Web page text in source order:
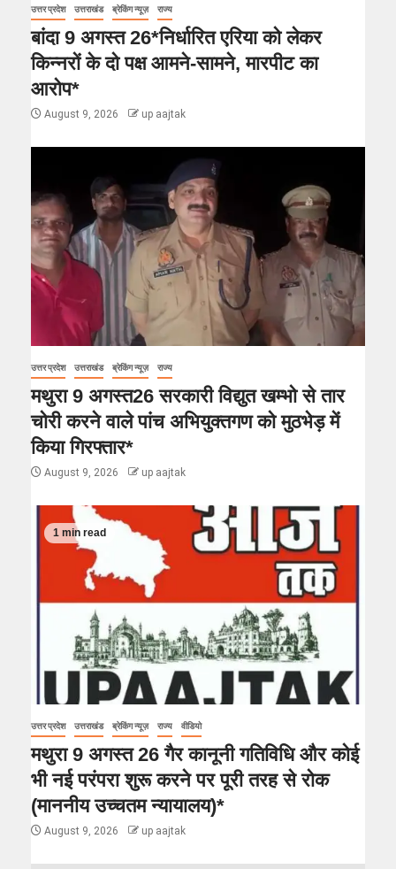
उत्तर प्रदेश उत्तराखंड ब्रेकिंग न्यूज़ राज्य
बांदा 9 अगस्त 26*निर्धारित एरिया को लेकर
किन्नरों के दो पक्ष आमने-सामने, मारपीट का
आरोप*
August 9, 2026 up aajtak
उत्तर प्रदेश उत्तराखंड ब्रेकिंग न्यूज़ राज्य
मथुरा 9 अगस्त26 सरकारी विद्युत खम्भो से तार
चोरी करने वाले पांच अभियुक्तगण को मुठभेड़ में
किया गिरफ्तार*
August 9, 2026 up aajtak
1 min read
उत्तर प्रदेश उत्तराखंड ब्रेकिंग न्यूज़ राज्य वीडियो
मथुरा 9 अगस्त 26 गैर कानूनी गतिविधि और कोई
भी नई परंपरा शुरू करने पर पूरी तरह से रोक
(माननीय उच्चतम न्यायालय)*
August 9, 2026 up aajtak